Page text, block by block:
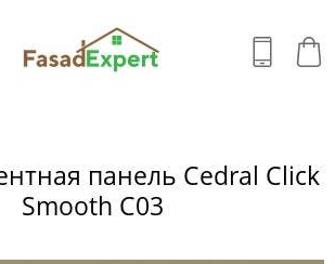
панель Cedral Click
Smooth C03